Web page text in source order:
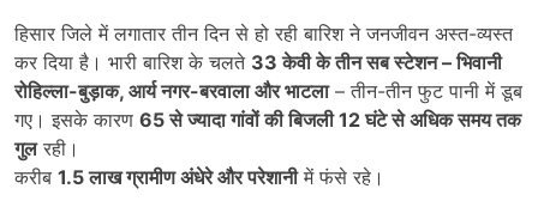
हिसार जिले में लगातार तीन दिन से हो रही बारिश ने जनजीवन अस्त-व्यस्त
कर दिया है। भारी बारिश के चलते 33केवी के तीन सब स्टेशन–भिवानी
रोहिल्ला-बुड़ाक, आर्य नगर-बरवाला और भाटला– तीन-तीन फुट पानी में डूब
गए। इसके कारण 65से ज्यादा गांवों की बिजली12घंटे से अधिक समय तक
गुलरही।
करीब 1.5लाख ग्रामीण अंधेरे और परेशानीमें फंसे रहे।